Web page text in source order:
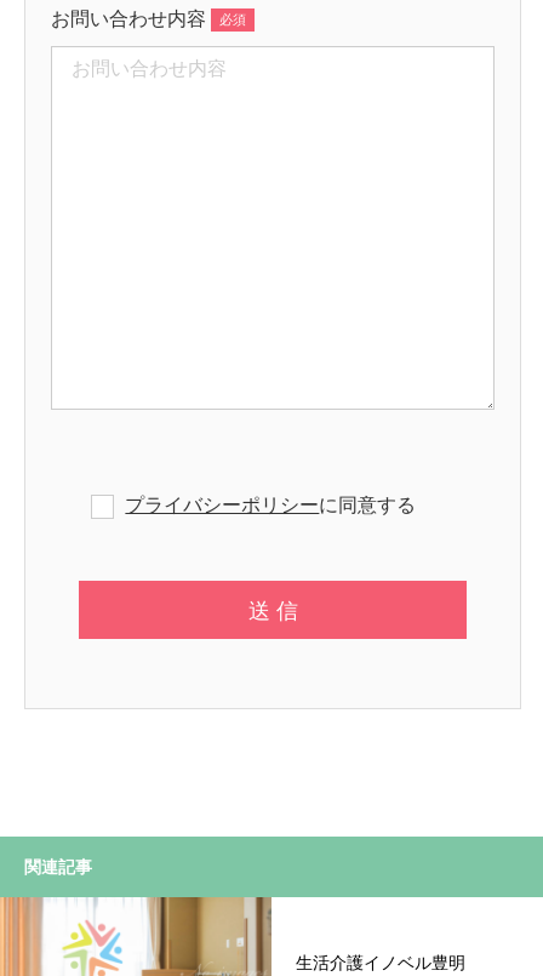
お問い合わせ内容
プライバシーポリシーに同意する
関連記事
生活介護イノベル豊明